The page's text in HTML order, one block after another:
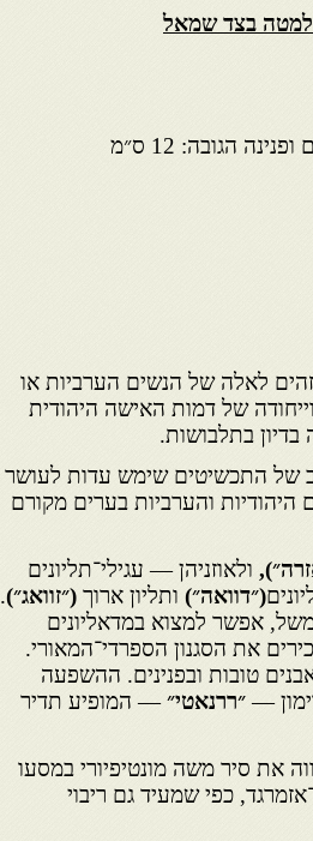
למטה בצד שמאל
הגובה: 12 ס״מ
לאלה של הנשים הערביות או
של דמות האישה היהודית
בתלבושות.
של התכשיטים שימש עדות לעושר
והערביות בערים מקורם
ולאוזניהן — עגילי־תליונים
(״דוואה״) ותליון ארוך (״זוואג״).
אפשר למצוא במדאליונים
את הסגנון הספרדי־המאורי.
טובות ובפנינים. ההשפעה
—״ררנאטי״— המופיע תדיר
את סיר משה מונטיפיורי במסעו
כפי שמעיד גם ריבוי